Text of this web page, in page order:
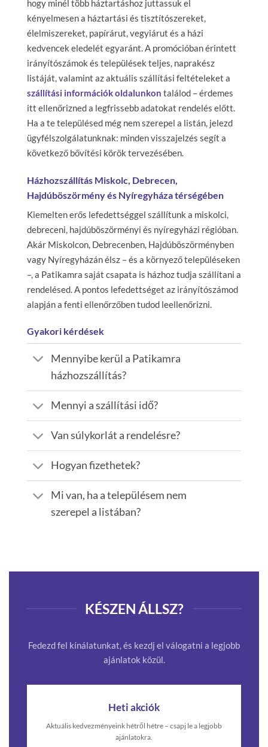
hogy minél több háztartáshoz juttassuk el
kényelmesen a háztartási és tisztítószereket,
élelmiszereket, papírárut, vegyiárut és a házi
kedvencek eledelét egyaránt. A promócióban érintett
irányítószámok és települések teljes, naprakész
listáját, valamint az aktuális szállítási feltételeket a
szállítási információk oldalunkon találod – érdemes
itt ellenőrizned a legfrissebb adatokat rendelés előtt.
Ha a te településed még nem szerepel a listán, jelezd
ügyfélszolgálatunknak: minden visszajelzés segít a
következő bővítési körök tervezésében.
Házhozszállítás Miskolc, Debrecen,
Hajdúböszörmény és Nyíregyháza térségében
Kiemelten erős lefedettséggel szállítunk a miskolci,
debreceni, hajdúböszörményi és nyíregyházi régióban.
Akár Miskolcon, Debrecenben, Hajdúböszörményben
vagy Nyíregyházán élsz – és a környező településeken
–, a Patikamra saját csapata is házhoz tudja szállítani a
rendelésed. A pontos lefedettséget az irányítószámod
alapján a fenti ellenőrzőben tudod leellenőrizni.
Gyakori kérdések
Mennyibe kerül a Patikamra
házhozszállítás?
Mennyi a szállítási idő?
Van súlykorlát a rendelésre?
Hogyan fizethetek?
Mi van, ha a településem nem
szerepel a listában?
KÉSZEN ÁLLSZ?
Fedezd fel kínálatunkat, és kezdj el válogatni a legjobb
ajánlatok közül.
Heti akciók
Aktuális kedvezményeink hétről hétre – csapj le a legjobb
ajánlatokra.